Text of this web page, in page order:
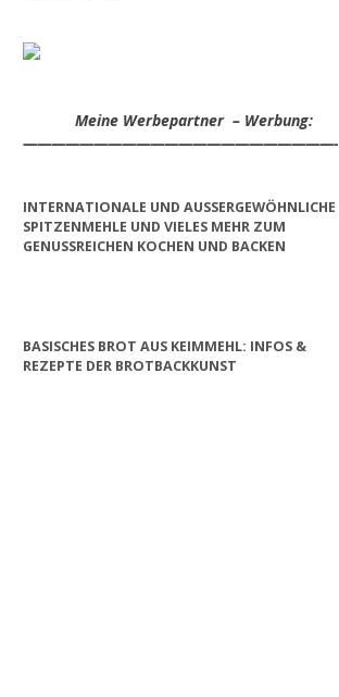
Meine Werbepartner – Werbung:
——————————————————————-
INTERNATIONALE UND AUSSERGEWÖHNLICHE S
PITZENMEHLE UND VIELES MEHR ZUM G
ENUSSREICHEN KOCHEN UND BACKEN
BASISCHES BROT AUS KEIMMEHL: INFOS &
REZEPTE DER BROTBACKKUNST